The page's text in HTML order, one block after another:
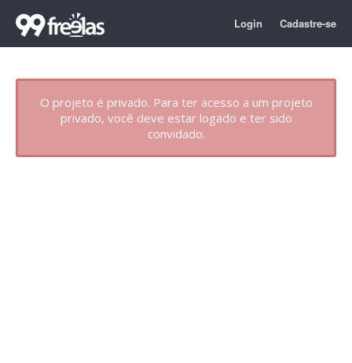
Login Cadastre-se
O projeto é privado. Para ter acesso a um projeto
privado, você deve estar logado e ter sido
convidado.